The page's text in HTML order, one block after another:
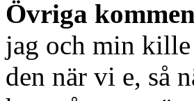
Övriga
jag och min
den när vi e, så